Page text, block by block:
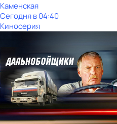
Каменская
Сегодня в 04:40
Киносерия